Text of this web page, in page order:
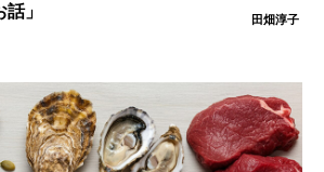
」
田畑淳子